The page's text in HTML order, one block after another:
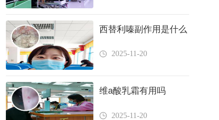
西替利嗪副作用是什么
2025-11-20
维a酸乳霜有用吗
2025-11-20